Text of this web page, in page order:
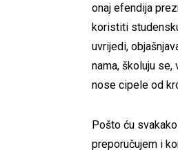
onaj efendija
koristiti
uvrijedi,
nama, školuju
nose cipele od
Pošto ću
preporučujem i